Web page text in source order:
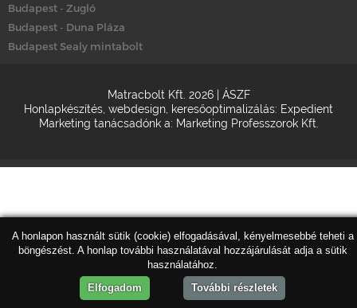
Budapest - Zugló
Budapest - Duna Pláza
Budapest Sealy mintabolt
Matracbolt Kft. 2026 | ÁSZF
Honlapkészítés webdesign keresőoptimalizálás: Expedient
Marketing tanácsadónk a: Marketing Professzorok Kft.
A honlapon használt sütik (cookie) elfogadásával, kényelmesebbé teheti a
böngészést. A honlap további használatával hozzájárulását adja a sütik
használatához.
Elfogadom
További részletek